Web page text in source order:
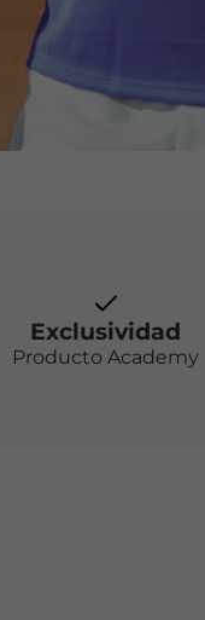
Exclusividad
Producto Academy